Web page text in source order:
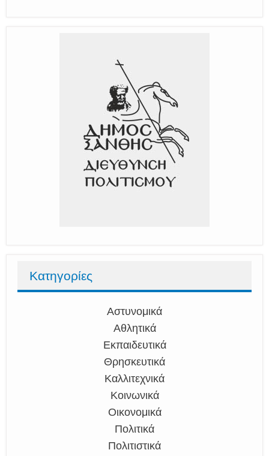
Κατηγορίες
Αστυνομικά
Αθλητικά
Εκπαιδευτικά
Θρησκευτικά
Καλλιτεχνικά
Κοινωνικά
Οικονομικά
Πολιτικά
Πολιτιστικά